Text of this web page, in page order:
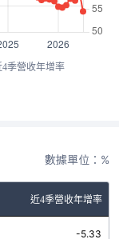
4季營收年增率
數據單位：%
近4季營收年增率
-5.33